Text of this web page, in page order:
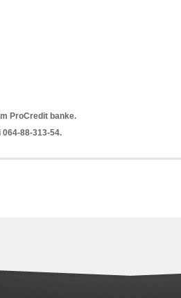
ProCredit banke.
88-313-54.